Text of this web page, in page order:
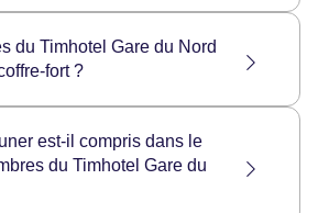
la plus proche est Gare du
et 5). Elle se situe à 50 mètres
du Timhotel Gare du Nord
fort ?
du Timhotel Gare du
d’un coffre-fort.
est-il compris dans le
du Timhotel Gare du